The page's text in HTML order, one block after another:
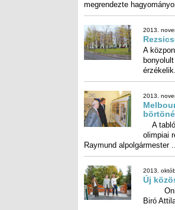
megrendezte
2013.
A
2013.
A
olimpiai
Raymund alpolgármester
2013.
Új
Biró